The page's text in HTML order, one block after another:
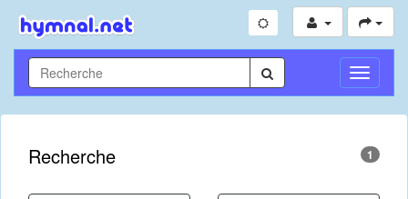
Toggle
Recherche 1